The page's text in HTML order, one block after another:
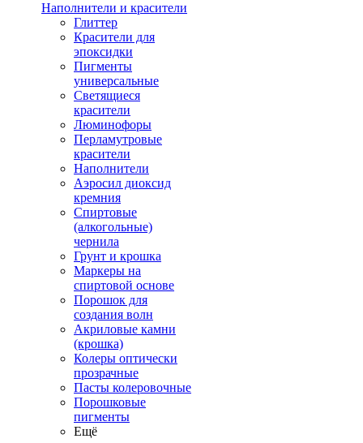
Наполнители и красители
Глиттер
Красители для
эпоксидки
Пигменты
универсальные
Светящиеся
красители
Люминофоры
Перламутровые
красители
Наполнители
Аэросил диоксид
кремния
Спиртовые
(алкогольные)
чернила
Грунт и крошка
Маркеры на
спиртовой основе
Порошок для
создания волн
Акриловые камни
(крошка)
Колеры оптически
прозрачные
Пасты колеровочные
Порошковые
пигменты
Ещё